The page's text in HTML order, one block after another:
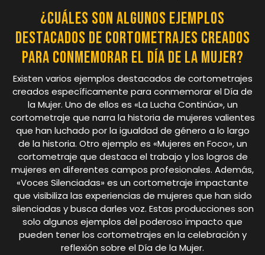
¿Cuáles son algunos ejemplos
destacados de cortometrajes creados
para conmemorar el Día de la Mujer?
Existen varios ejemplos destacados de cortometrajes
creados específicamente para conmemorar el Día de
la Mujer. Uno de ellos es «La Lucha Continúa», un
cortometraje que narra la historia de mujeres valientes
que han luchado por la igualdad de género a lo largo
de la historia. Otro ejemplo es «Mujeres en Foco», un
cortometraje que destaca el trabajo y los logros de
mujeres en diferentes campos profesionales. Además,
«Voces Silenciadas» es un cortometraje impactante
que visibiliza las experiencias de mujeres que han sido
silenciadas y busca darles voz. Estas producciones son
solo algunos ejemplos del poderoso impacto que
pueden tener los cortometrajes en la celebración y
reflexión sobre el Día de la Mujer.